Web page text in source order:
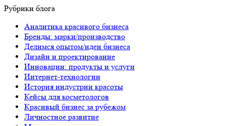
Рубрики блога
Аналитика красивого бизнеса
Бренды: марки/производство
Делимся опытом/идеи бизнеса
Дизайн и проектирование
Инновации: продукты и услуги
Интернет-технологии
История индустрии красоты
Кейсы для косметологов
Красивый бизнес за рубежом
Личностное развитие